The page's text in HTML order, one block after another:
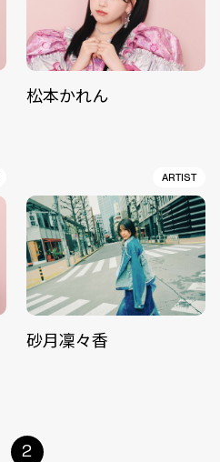
松本かれん
ARTIST
砂月凜々香
2